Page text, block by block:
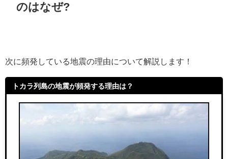
のはなぜ?
次に頻発している地震の理由について解説します！
トカラ列島の地震が頻発する理由は？